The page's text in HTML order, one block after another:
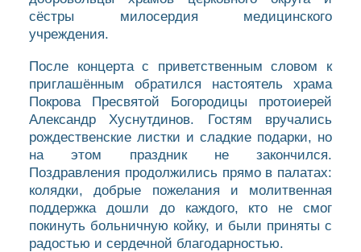
сёстры милосердия медицинского
учреждения.
После концерта с приветственным словом к
приглашённым обратился настоятель храма
Покрова Пресвятой Богородицы протоиерей
Александр Хуснутдинов. Гостям вручались
рождественские листки и сладкие подарки, но
на этом праздник не закончился.
Поздравления продолжились прямо в палатах:
колядки, добрые пожелания и молитвенная
поддержка дошли до каждого, кто не смог
покинуть больничную койку, и были приняты с
радостью и сердечной благодарностью.